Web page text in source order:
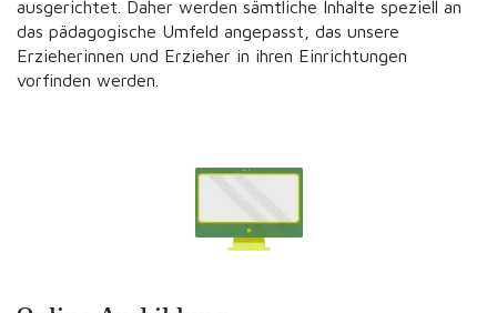
ausgerichtet. Daher werden sämtliche Inhalte speziell an
das pädagogische Umfeld angepasst, das unsere
Erzieherinnen und Erzieher in ihren Einrichtungen
vorfinden werden.